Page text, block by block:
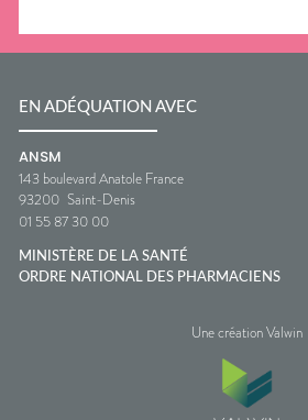
EN ADÉQUATION AVEC
ANSM
143 boulevard Anatole France
93200 Saint-Denis
01 55 87 30 00
MINISTÈRE DE LA SANTÉ
ORDRE NATIONAL DES PHARMACIENS
Une création Valwin